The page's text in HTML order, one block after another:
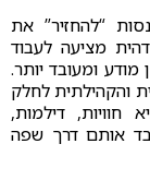
“להחזיר” את
מציעה לעבוד
מודע ומעובד יותר.
והקהילתית לחלק
דילמות,
אותם דרך שפה